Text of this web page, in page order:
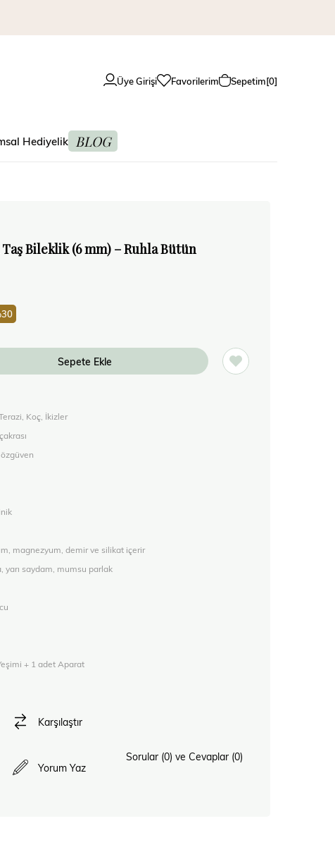
Üye Girişi Favorilerim Sepetim 0
Hediyelik BLOG
Bileklik (6 mm) – Ruhla Bütün
30
Koç, İkizler
magnezyum, demir ve silikat içerir
yarı saydam, mumsu parlak
+ 1 adet Aparat
Karşılaştır
Yorum Yaz
Sorular (0) ve Cevaplar (0)